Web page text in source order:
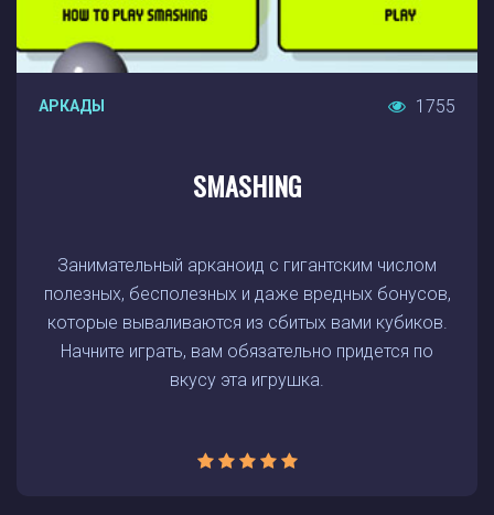
АРКАДЫ 1755
SMASHING
Занимательный арканоид с гигантским числом
полезных, бесполезных и даже вредных бонусов,
которые вываливаются из сбитых вами кубиков.
Начните играть, вам обязательно придется по
вкусу эта игрушка.